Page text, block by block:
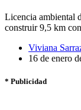
Licencia ambiental
construir 9,5 km
Viviana
16 de enero
* Publicidad